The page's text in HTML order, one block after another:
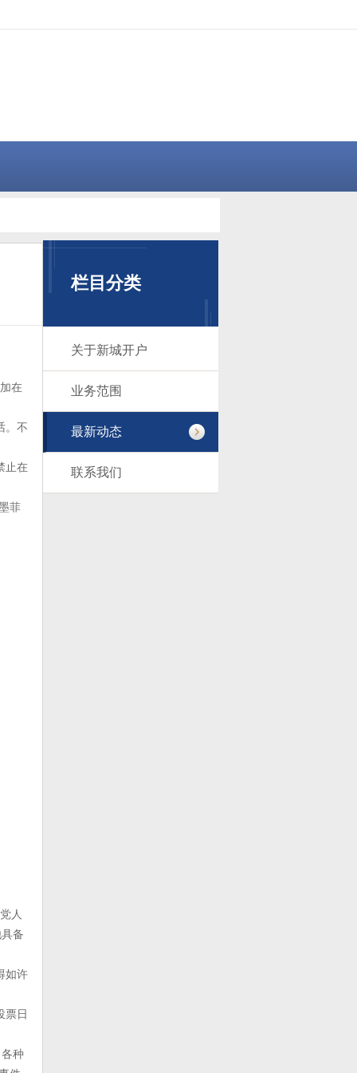
在
。不
止在
菲
人
备
如许
票日
种
栏目分类
关于新城开户
业务范围
最新动态
联系我们